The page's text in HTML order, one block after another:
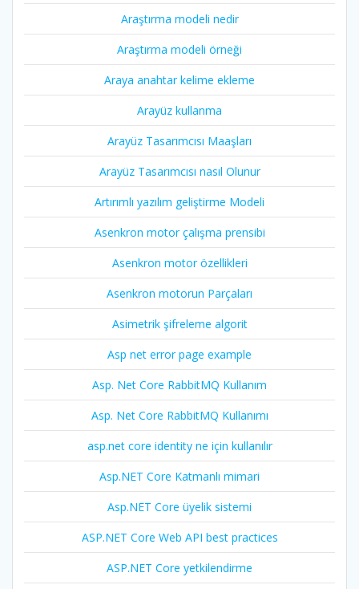
Araştırma modeli nedir
Araştırma modeli örneği
Araya anahtar kelime ekleme
Arayüz kullanma
Arayüz Tasarımcısı Maaşları
Arayüz Tasarımcısı nasıl Olunur
Artırımlı yazılım geliştirme Modeli
Asenkron motor çalışma prensibi
Asenkron motor özellikleri
Asenkron motorun Parçaları
Asimetrik şifreleme algorit
Asp net error page example
Asp. Net Core RabbitMQ Kullanım
Asp. Net Core RabbitMQ Kullanımı
asp.net core identity ne için kullanılır
Asp.NET Core Katmanlı mimari
Asp.NET Core üyelik sistemi
ASP.NET Core Web API best practices
ASP.NET Core yetkilendirme